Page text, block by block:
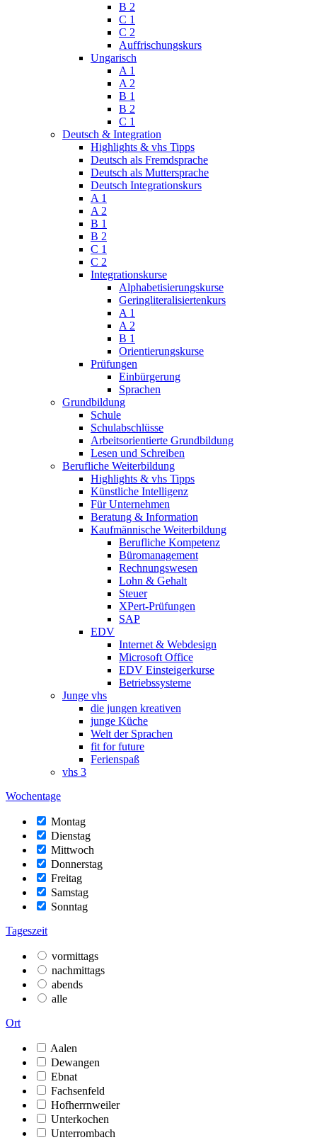
B 2
C 1
C 2
Auffrischungskurs
Ungarisch
A 1
A 2
B 1
B 2
C 1
Deutsch & Integration
Highlights & vhs Tipps
Deutsch als Fremdsprache
Deutsch als Muttersprache
Deutsch Integrationskurs
A 1
A 2
B 1
B 2
C 1
C 2
Integrationskurse
Alphabetisierungskurse
Geringliteralisiertenkurs
A 1
A 2
B 1
Orientierungskurse
Prüfungen
Einbürgerung
Sprachen
Grundbildung
Schule
Schulabschlüsse
Arbeitsorientierte Grundbildung
Lesen und Schreiben
Berufliche Weiterbildung
Highlights & vhs Tipps
Künstliche Intelligenz
Für Unternehmen
Beratung & Information
Kaufmännische Weiterbildung
Berufliche Kompetenz
Büromanagement
Rechnungswesen
Lohn & Gehalt
Steuer
XPert-Prüfungen
SAP
EDV
Internet & Webdesign
Microsoft Office
EDV Einsteigerkurse
Betriebssysteme
Junge vhs
die jungen kreativen
junge Küche
Welt der Sprachen
fit for future
Ferienspaß
vhs 3
Wochentage
Montag
Dienstag
Mittwoch
Donnerstag
Freitag
Samstag
Sonntag
Tageszeit
vormittags
nachmittags
abends
alle
Ort
Aalen
Dewangen
Ebnat
Fachsenfeld
Hofherrnweiler
Unterkochen
Unterrombach